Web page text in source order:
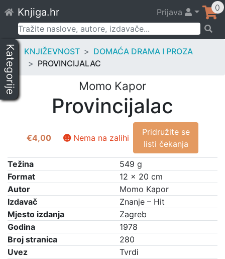
to
content
Knjiga.hr Prijava 0
Pretraži:
Kategorije KNJIŽEVNOST
DOMAĆA DRAMA I PROZA
PROVINCIJALAC
Momo Kapor
Provincijalac
€4,00 Nema na zalihi
Pridružite se
listi čekanja
Težina
549 g
Format
12 × 20 cm
Autor
Momo Kapor
Izdavač
Znanje – Hit
Mjesto izdanja
Zagreb
Godina
1978
Broj stranica
280
Uvez
Tvrdi